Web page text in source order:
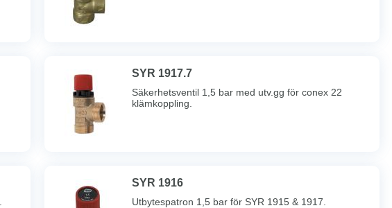
SYR 1917.7
Säkerhetsventil 1,5 bar med utv.gg för conex 22
klämkoppling.
SYR 1916
Utbytespatron 1,5 bar för SYR 1915 & 1917.